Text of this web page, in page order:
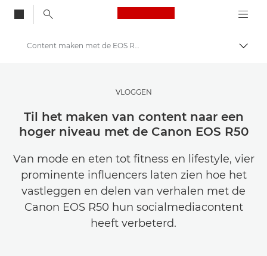
Canon Logo, back
Raak geïnspireerd | Fotografie- en printtips en aankoopgidsen
Verhalen over fotografie en creativiteit
Content maken met de EOS R50
VLOGGEN
Til het maken van content naar een
hoger niveau met de Canon EOS R50
Van mode en eten tot fitness en lifestyle, vier
prominente influencers laten zien hoe het
vastleggen en delen van verhalen met de
Canon EOS R50 hun socialmediacontent
heeft verbeterd.